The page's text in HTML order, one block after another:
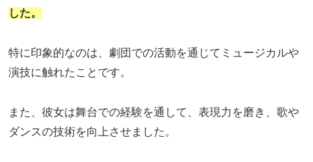
した。
特に印象的なのは、劇団での活動を通じてミュージカルや
演技に触れたことです。
また、彼女は舞台での経験を通して、表現力を磨き、歌や
ダンスの技術を向上させました。